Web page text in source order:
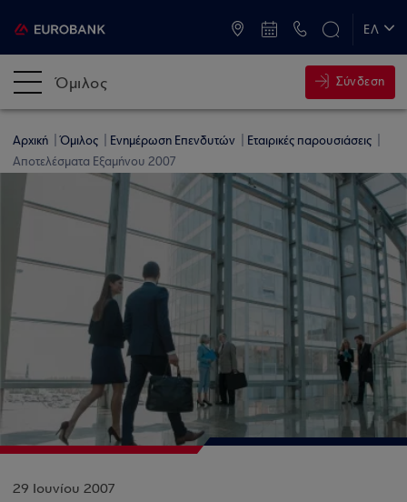
ΕΛ
Όμιλος Σύνδεση
Αρχική Όμιλος Ενημέρωση Επενδυτών
Εταιρικές παρουσιάσεις
Αποτελέσματα Εξαμήνου 2007
29 Ιουνίου 2007